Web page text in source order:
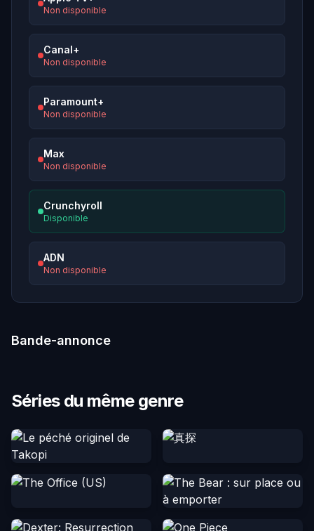
Non disponible
Canal+
Non disponible
Paramount+
Non disponible
Max
Non disponible
Crunchyroll
Disponible
ADN
Non disponible
Bande-annonce
Séries du même genre